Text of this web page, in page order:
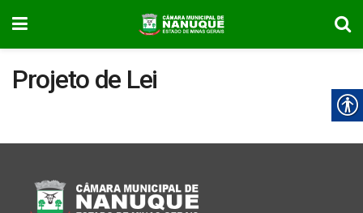
Projeto de Lei